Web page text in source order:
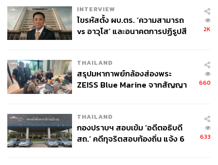
193
ABOUT THE AUTHOR
วาราดา ทองจำนงค์
Content Creator สำนักข่าว THE
INTERVIEW
ไขรหัสตั้ง ผบ.ตร. ‘ความสามารถ
vs อาวุโส’ และอนาคตการปฏิรูปสี
2K
THAILAND
สรุปมหากาพย์กล้องส่องพระ
ZEISS Blue Marine จากสัญญา
จ่ายหนี้-แอบระบุแบรนด์
660
THAILAND
กองปราบฯ สอบเข้ม ‘อดีตอธิบดี
สถ.’ คดีทุจริตสอบท้องถิ่น แจ้ง 6
633